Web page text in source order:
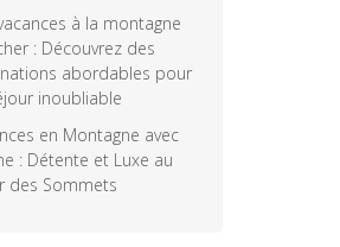
à la montagne
: Découvrez des
abordables pour
inoubliable
en Montagne avec
: Détente et Luxe au
des Sommets